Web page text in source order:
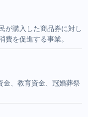
が購入した商品券に対し
を促進する事業。
金、教育資金、冠婚葬祭